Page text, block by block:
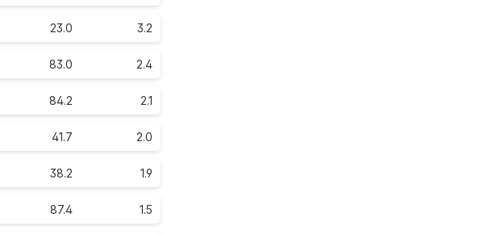
23.0 3.2
83.0 2.4
84.2 2.1
41.7 2.0
38.2 1.9
87.4 1.5